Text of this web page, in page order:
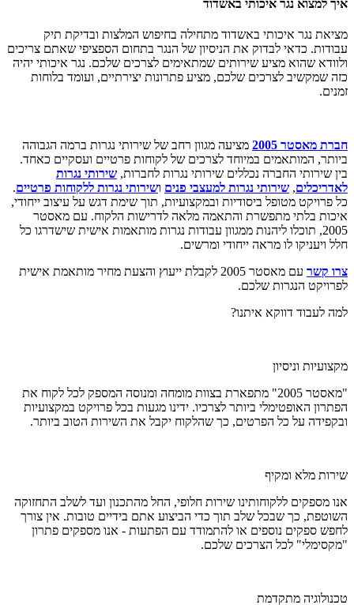
איך למצוא נגר איכותי באשדוד
מציאת נגר איכותי באשדוד מתחילה בחיפוש המלצות ובדיקת תיק
עבודות. כדאי לבדוק את הניסיון של הנגר בתחום הספציפי שאתם צריכים
ולוודא שהוא מציע שירותים שמתאימים לצרכים שלכם. נגר איכותי יהיה
כזה שמקשיב לצרכים שלכם, מציע פתרונות יצירתיים, ועומד בלוחות
זמנים.
חברת מאסטר 2005
מציעה מגוון רחב של שירותי נגרות ברמה הגבוהה
ביותר, המותאמים במיוחד לצרכים של לקוחות פרטיים ועסקיים כאחד.
בין שירותי החברה נכללים שירותי נגרות לחברות, שירותי נגרות
לאדריכלים, שירותי נגרות למעצבי פנים ושירותי נגרות ללקוחות פרטיים.
כל פרויקט מטופל ביסודיות ובמקצועיות, תוך שימת דגש על עיצוב ייחודי,
איכות בלתי מתפשרת והתאמה מלאה לדרישות הלקוח. עם מאסטר
2005, תוכלו ליהנות ממגוון עבודות נגרות מותאמות אישית שישדרגו כל
חלל ויעניקו לו מראה ייחודי ומרשים.
צרו קשר
עם מאסטר 2005 לקבלת ייעוץ והצעת מחיר מותאמת אישית
לפרויקט הנגרות שלכם.
למה לעבוד דווקא איתנו?
מקצועיות וניסיון
"מאסטר 2005" מתפארת בצוות מומחה ומנוסה המספק לכל לקוח את
הפתרון האופטימלי ביותר לצרכיו. ידינו מגעות בכל פרויקט במקצועיות
ובקפידה על כל הפרטים, כך שהלקוח יקבל את השירות הטוב ביותר.
שירות מלא ומקיף
אנו מספקים ללקוחותינו שירות חלופי, החל מהתכנון ועד לשלב התחזוקה
השוטפת, כך שבכל שלב תוך כדי הביצוע אתם בידיים טובות. אין צורך
לחפש ספקים נוספים או להתמודד עם הפתעות - אנו מספקים פתרון
"מקסימלי" לכל הצרכים שלכם.
טכנולוגיה מתקדמת